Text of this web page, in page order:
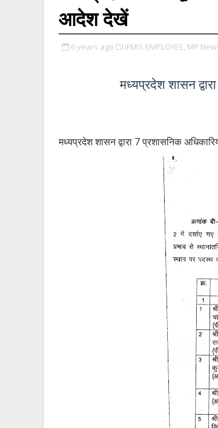
आदेश देखें
6 years ago IFMIS EMPLOYEE, MP
मध्यप्रदेश शासन
मध्यप्रदेश शासन द्वारा 7 प्रशासनिक